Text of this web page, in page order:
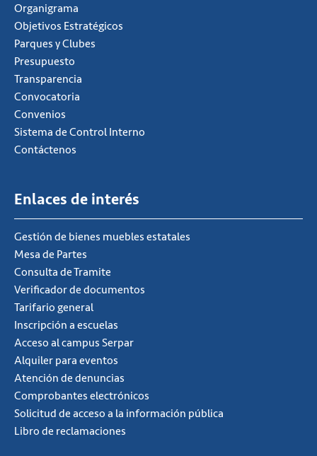
Organigrama
Objetivos Estratégicos
Parques y Clubes
Presupuesto
Transparencia
Convocatoria
Convenios
Sistema de Control Interno
Contáctenos
Enlaces de interés
Gestión de bienes muebles estatales
Mesa de Partes
Consulta de Tramite
Verificador de documentos
Tarifario general
Inscripción a escuelas
Acceso al campus Serpar
Alquiler para eventos
Atención de denuncias
Comprobantes electrónicos
Solicitud de acceso a la información pública
Libro de reclamaciones